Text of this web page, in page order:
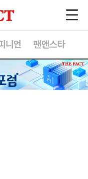
니언 팬앤스타